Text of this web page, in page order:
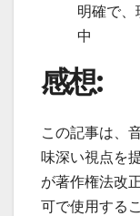
明確で、
中
感想:
この記事は、
味深い視点を
が著作権法改
可で使用する